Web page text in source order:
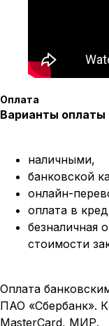
Оплата
Варианты оплаты
наличными,
банковской
онлайн-
оплата в
безналичная
стоимости
Оплата
ПАО «Сбербанк».
MasterCard, МИР.